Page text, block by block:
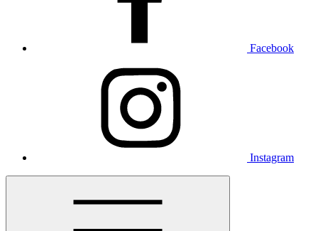
Facebook
Instagram